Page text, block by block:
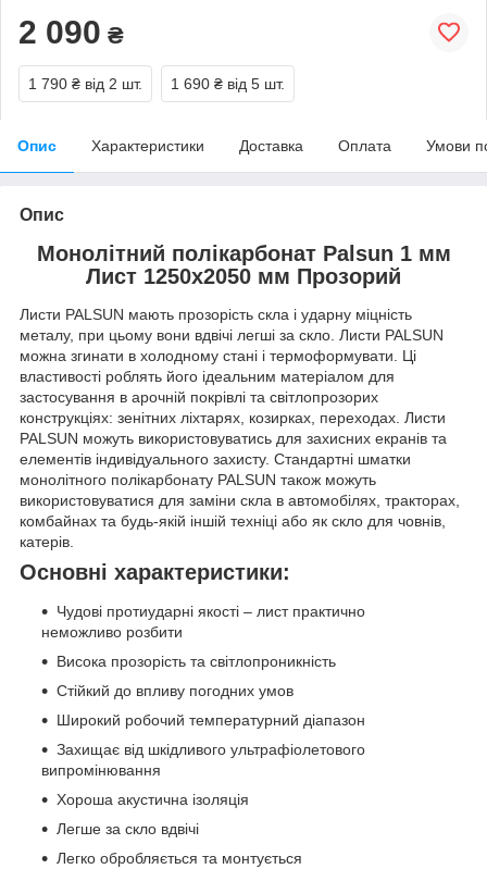
2 090 ₴
1 790 ₴ від 2 шт. 1 690 ₴ від 5 шт.
Опис Характеристики Доставка Оплата Умови
Опис
Монолітний полікарбонат Palsun 1 мм
Лист 1250x2050 мм Прозорий
Листи PALSUN мають прозорість скла і ударну міцність
металу, при цьому вони вдвічі легші за скло. Листи PALSUN
можна згинати в холодному стані і термоформувати. Ці
властивості роблять його ідеальним матеріалом для
застосування в арочній покрівлі та світлопрозорих
конструкціях: зенітних ліхтарях, козирках, переходах. Листи
PALSUN можуть використовуватись для захисних екранів та
елементів індивідуального захисту. Стандартні шматки
монолітного полікарбонату PALSUN також можуть
використовуватися для заміни скла в автомобілях, тракторах,
комбайнах та будь-якій іншій техніці або як скло для човнів,
катерів.
Основні характеристики:
Чудові протиударні якості – лист практично
неможливо розбити
Висока прозорість та світлопроникність
Стійкий до впливу погодних умов
Широкий робочий температурний діапазон
Захищає від шкідливого ультрафіолетового
випромінювання
Хороша акустична ізоляція
Легше за скло вдвічі
Легко обробляється та монтується